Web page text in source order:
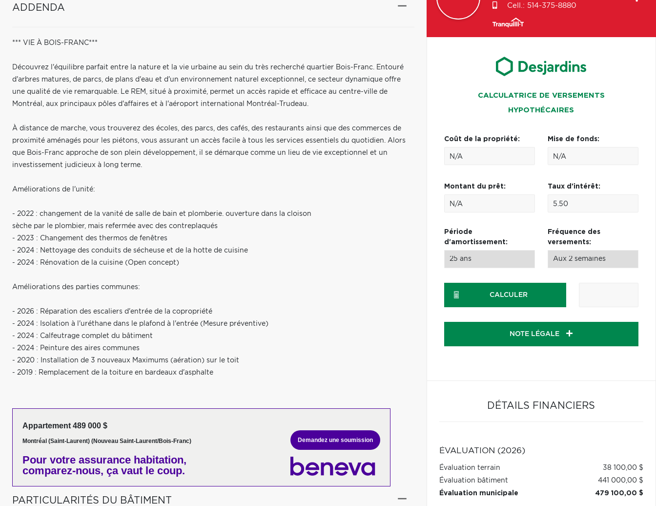
ADDENDA
*** VIE À BOIS-FRANC***
Découvrez l'équilibre parfait entre la nature et la vie urbaine au sein du très recherché quartier Bois-Franc. Entouré
d'arbres matures, de parcs, de plans d'eau et d'un environnement naturel exceptionnel, ce secteur dynamique offre
une qualité de vie remarquable. Le REM, situé à proximité, permet un accès rapide et efficace au centre-ville de
Montréal, aux principaux pôles d'affaires et à l'aéroport international Montréal-Trudeau.
À distance de marche, vous trouverez des écoles, des parcs, des cafés, des restaurants ainsi que des commerces de
proximité aménagés pour les piétons, vous assurant un accès facile à tous les services essentiels du quotidien. Alors
que Bois-Franc approche de son plein développement, il se démarque comme un lieu de vie exceptionnel et un
investissement judicieux à long terme.
Améliorations de l'unité:
- 2022 : changement de la vanité de salle de bain et plomberie. ouverture dans la cloison
sèche par le plombier, mais refermée avec des contreplaqués
- 2023 : Changement des thermos de fenêtres
- 2024 : Nettoyage des conduits de sécheuse et de la hotte de cuisine
- 2024 : Rénovation de la cuisine (Open concept)
Améliorations des parties communes:
- 2026 : Réparation des escaliers d'entrée de la copropriété
- 2024 : Isolation à l'uréthane dans le plafond à l'entrée (Mesure préventive)
- 2024 : Calfeutrage complet du bâtiment
- 2024 : Peinture des aires communes
- 2020 : Installation de 3 nouveaux Maximums (aération) sur le toit
- 2019 : Remplacement de la toiture en bardeaux d'asphalte
Appartement 489 000 $
Montréal (Saint-Laurent) (Nouveau Saint-Laurent/Bois-Franc)
Pour votre assurance habitation,
comparez-nous, ça vaut le coup.
Demandez une soumission
PARTICULARITÉS DU BÂTIMENT
Cell.: 514-375-8880
CALCULATRICE DE VERSEMENTS
HYPOTHÉCAIRES
Coût de la propriété: Mise de fonds:
Montant du prêt: Taux d'intérêt:
Période
d'amortissement:
Fréquence des
versements:
CALCULER
NOTE LÉGALE
DÉTAILS FINANCIERS
ÉVALUATION (2026)
Évaluation terrain
38 100,00 $
Évaluation bâtiment
441 000,00 $
Évaluation municipale
479 100,00 $